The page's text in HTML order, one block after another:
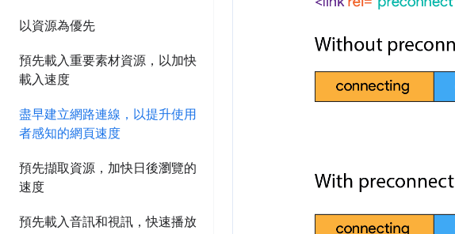
以資源為優先
預先載入重要素材資源，以加快
載入速度
盡早建立網路連線，以提升使用
者感知的網頁速度
預先擷取資源，加快日後瀏覽的
速度
預先載入音訊和視訊，快速播放